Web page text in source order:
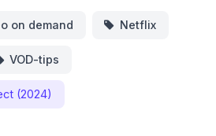
on demand Netflix
VOD-tips
(2024)